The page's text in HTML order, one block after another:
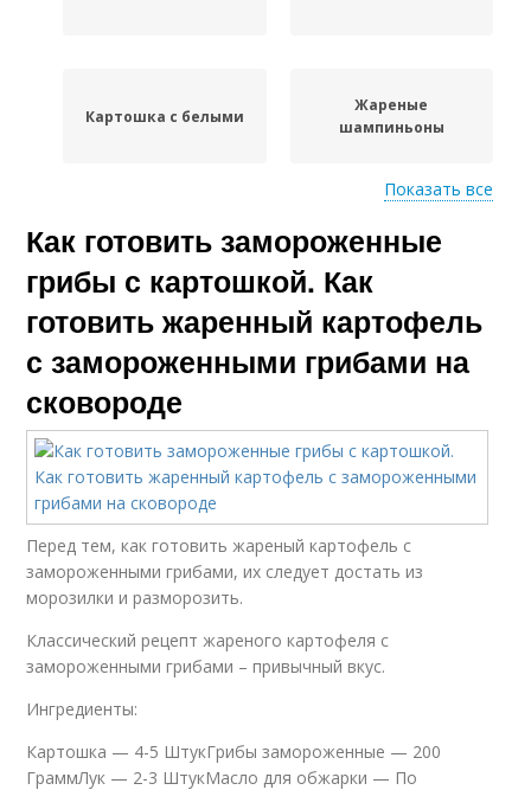
Картошка с белыми
Жареные
шампиньоны
Шампиньоны с
картошкой
Картошки с белыми
Показать все
Как готовить замороженные
грибы с картошкой. Как
готовить жаренный картофель
с замороженными грибами на
сковороде
Перед тем, как готовить жареный картофель с
замороженными грибами, их следует достать из
морозилки и разморозить.
Классический рецепт жареного картофеля с
замороженными грибами – привычный вкус.
Ингредиенты:
Картошка — 4-5 ШтукГрибы замороженные — 200
ГраммЛук — 2-3 ШтукМасло для обжарки — По